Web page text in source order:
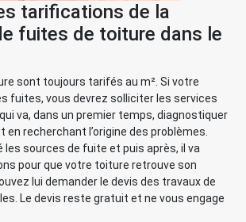
tarifications de la
fuites de toiture dans le
sont toujours tarifés au m². Si votre
fuites, vous devrez solliciter les services
va, dans un premier temps, diagnostiquer
recherchant l’origine des problèmes.
les sources de fuite et puis après, il va
pour que votre toiture retrouve son
lui demander le devis des travaux de
Le devis reste gratuit et ne vous engage